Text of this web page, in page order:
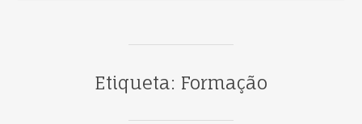
Etiqueta: Formação